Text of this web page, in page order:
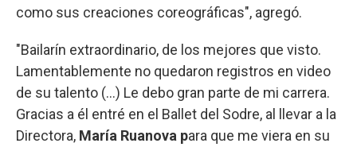
como sus creaciones coreográficas", agregó.
"Bailarín extraordinario, de los mejores que visto.
Lamentablemente no quedaron registros en video
de su talento (...) Le debo gran parte de mi carrera.
Gracias a él entré en el Ballet del Sodre, al llevar a la
Directora, María Ruanova para que me viera en su